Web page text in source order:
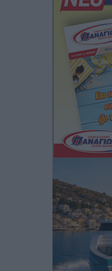
Το νέο Ειδικό
ξανασχεδιάζει
Τοπικές Ειδήσεις•
Γιάννης
Υγείας πρέπει
τις δομές, δεν
Συνεντεύξεις•
Ιδρυμα Ωνάση:
σχολεία της
Συνεντεύξεις•